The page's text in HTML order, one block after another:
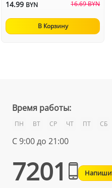
14.99 BYN 16.69 BYN
В Корзину
Время работы:
ПН ВТ СР ЧТ ПТ СБ
С 9:00 до 21:00
7201